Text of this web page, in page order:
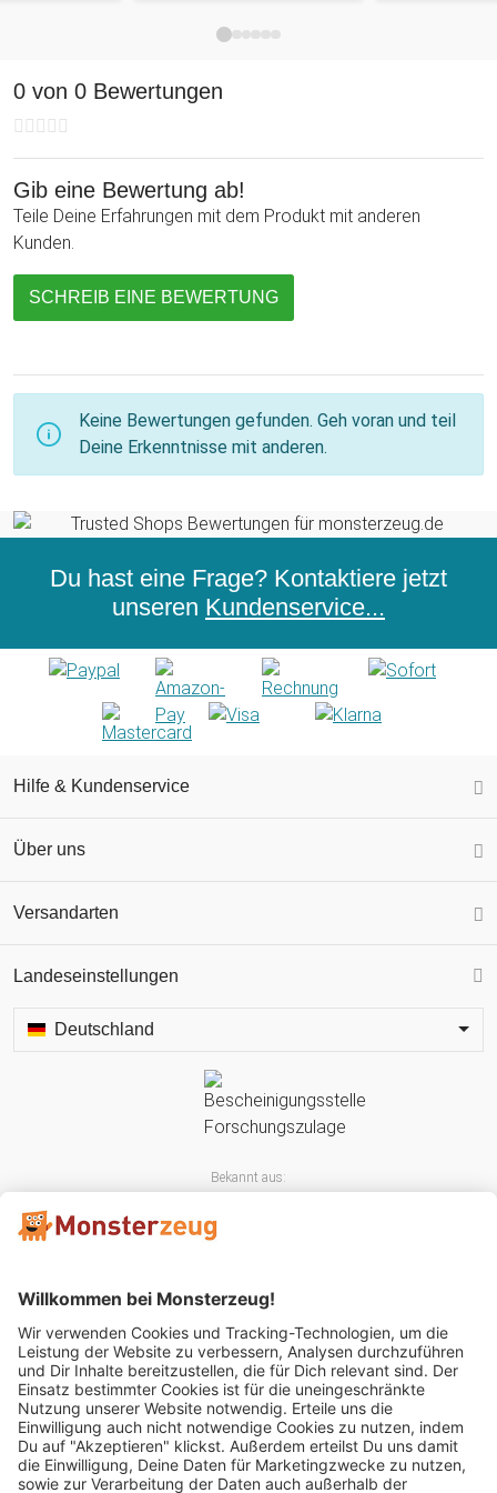
neues Zuhause passt. Grundsätzlich ist es eine schöne
besitzt. Verschenke es an Freunde, Bekannte oder
Verwandte zu Weihnachten, zu einem Jubiläum oder zu jeder
eine Freude!
0 von 0 Bewertungen
Gib eine Bewertung ab!
Teile Deine Erfahrungen mit dem Produkt mit anderen
Kunden.
SCHREIB EINE BEWERTUNG
Keine Bewertungen gefunden. Geh voran und teil
Deine Erkenntnisse mit anderen.
Du hast eine Frage? Kontaktiere jetzt
unseren Kundenservice...
Hilfe & Kundenservice
Über uns
Versandarten
Landeseinstellungen
Deutschland
Bekannt aus:
Mitglied im: